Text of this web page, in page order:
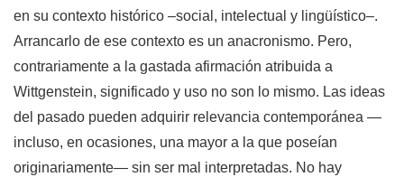
en su contexto histórico –social, intelectual y lingüístico–.
Arrancarlo de ese contexto es un anacronismo. Pero,
contrariamente a la gastada afirmación atribuida a
Wittgenstein, significado y uso no son lo mismo. Las ideas
del pasado pueden adquirir relevancia contemporánea —
incluso, en ocasiones, una mayor a la que poseían
originariamente— sin ser mal interpretadas. No hay